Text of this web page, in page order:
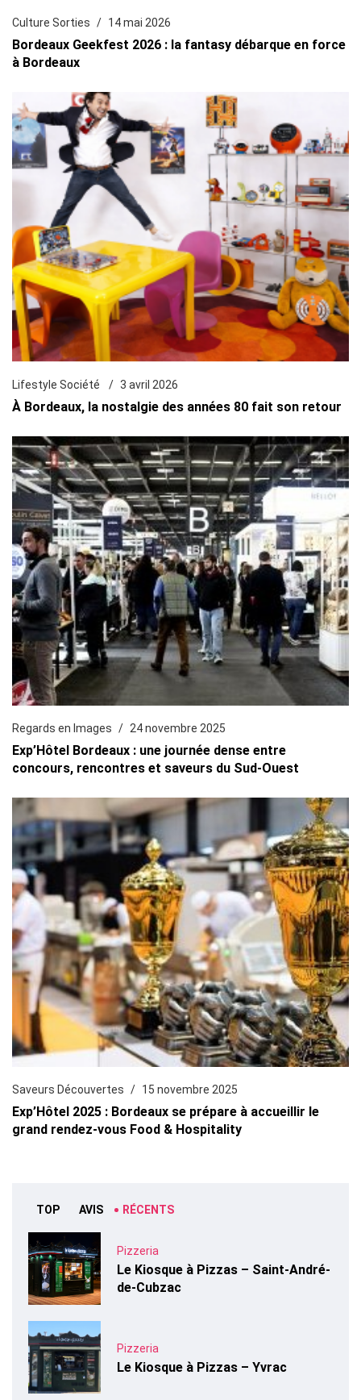
Culture Sorties 14 mai 2026
Bordeaux Geekfest 2026 : la fantasy débarque en force
à Bordeaux
Lifestyle Société 3 avril 2026
À Bordeaux, la nostalgie des années 80 fait son retour
Regards en Images 24 novembre 2025
Exp’Hôtel Bordeaux : une journée dense entre
concours, rencontres et saveurs du Sud-Ouest
Saveurs Découvertes 15 novembre 2025
Exp’Hôtel 2025 : Bordeaux se prépare à accueillir le
grand rendez-vous Food & Hospitality
TOP AVIS RÉCENTS
Pizzeria
Le Kiosque à Pizzas – Saint-André-
de-Cubzac
Pizzeria
Le Kiosque à Pizzas – Yvrac